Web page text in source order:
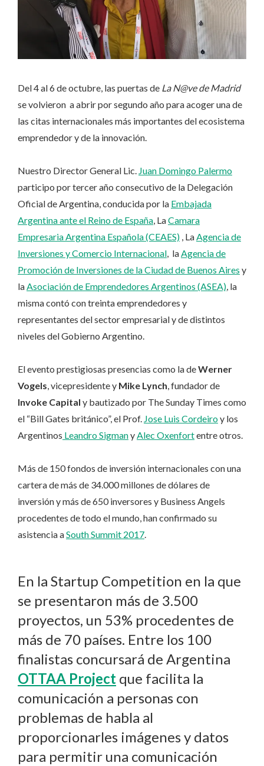
Del 4 al 6 de octubre, las puertas de La N@ve de Madrid
se volvieron a abrir por segundo año para acoger una de
las citas internacionales más importantes del ecosistema
emprendedor y de la innovación.
Nuestro Director General Lic. Juan Domingo Palermo
participo por tercer año consecutivo de la Delegación
Oficial de Argentina, conducida por la Embajada
Argentina ante el Reino de España , LaCamara
Empresaria Argentina Española (CEAES) , La Agencia de
Inversiones y Comercio Internacional , la Agencia de
Promoción de Inversiones de la Ciudad de Buenos Aires y
la Asociación de Emprendedores Argentinos (ASEA) , la
misma contó con treinta emprendedores y
representantes del sector empresarial y de distintos
niveles del Gobierno Argentino.
El evento prestigiosas presencias como la deWerner
Vogels , vicepresidente y Mike Lynch , fundador de
Invoke Capital y bautizado por The Sunday Times como
el “Bill Gates británico”, el Prof. Jose Luis Cordeiroy los
Argentinos Leandro Sigmany Alec Oxenfortentre otros.
Más de 150 fondos de inversión internacionales con una
cartera de más de 34.000 millones de dólares de
inversión y más de 650 inversores y Business Angels
procedentes de todo el mundo, han confirmado su
asistencia aSouth Summit 2017
En la Startup Competition en la que
se presentaron más de 3.500
proyectos, un 53% procedentes de
más de 70 países. Entre los 100
finalistas concursará de Argentina
OTTAA Project que facilita la
comunicación a personas con
problemas de habla al
proporcionarles imágenes y datos
para permitir una comunicación